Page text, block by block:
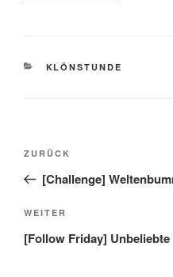
KATEGORIEN
KLÖNSTUNDE
Beitragsnavigation
Vorheriger
Beitrag
ZURÜCK
[Challenge]
Nächster
Beitrag
WEITER
[Follow Friday]